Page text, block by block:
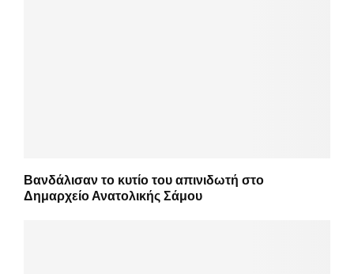
Βανδάλισαν το κυτίο του απινιδωτή στο
Δημαρχείο Ανατολικής Σάμου